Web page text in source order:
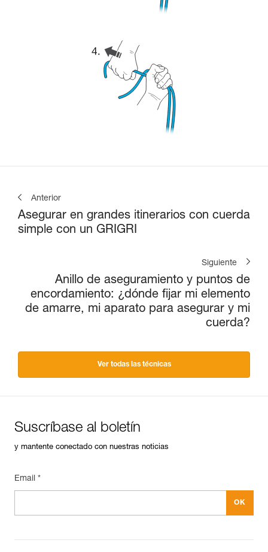
Anterior
Asegurar en grandes itinerarios con cuerda
simple con un GRIGRI
Siguiente
Anillo de aseguramiento y puntos de
encordamiento: ¿dónde fijar mi elemento
de amarre, mi aparato para asegurar y mi
cuerda?
Ver todas las técnicas
Suscríbase al boletín
y mantente conectado con nuestras noticias
Email *